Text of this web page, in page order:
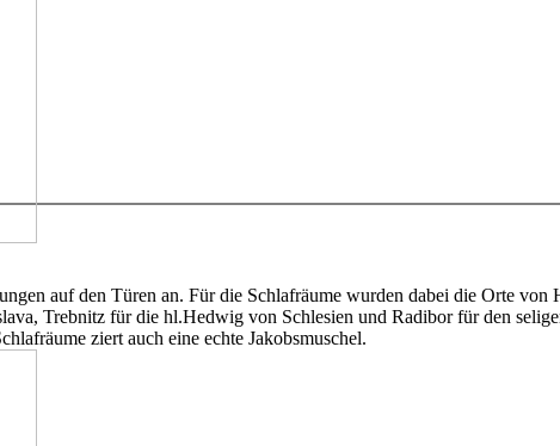
auf den Türen an. Für die Schlafräume wurden dabei die Orte
Trebnitz für die hl.Hedwig von Schlesien und Radibor für den
ziert auch eine echte Jakobsmuschel.